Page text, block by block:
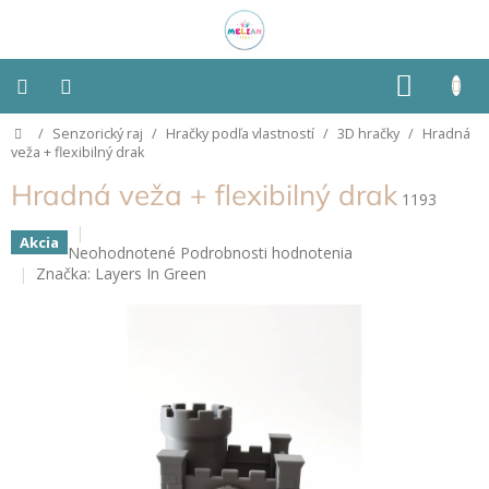
KOŠÍK
Montessori
Detská
izba
Senzorické
pomôcky
Domov
/ Senzorický raj / Hračky podľa vlastností / 3D hračky / Hradná
veža + flexibilný drak
Hradná veža + flexibilný drak 1193
Akcia Priemerné
hodnotenie
Neohodnotené Podrobnosti hodnotenia
Značka: Layers In Green